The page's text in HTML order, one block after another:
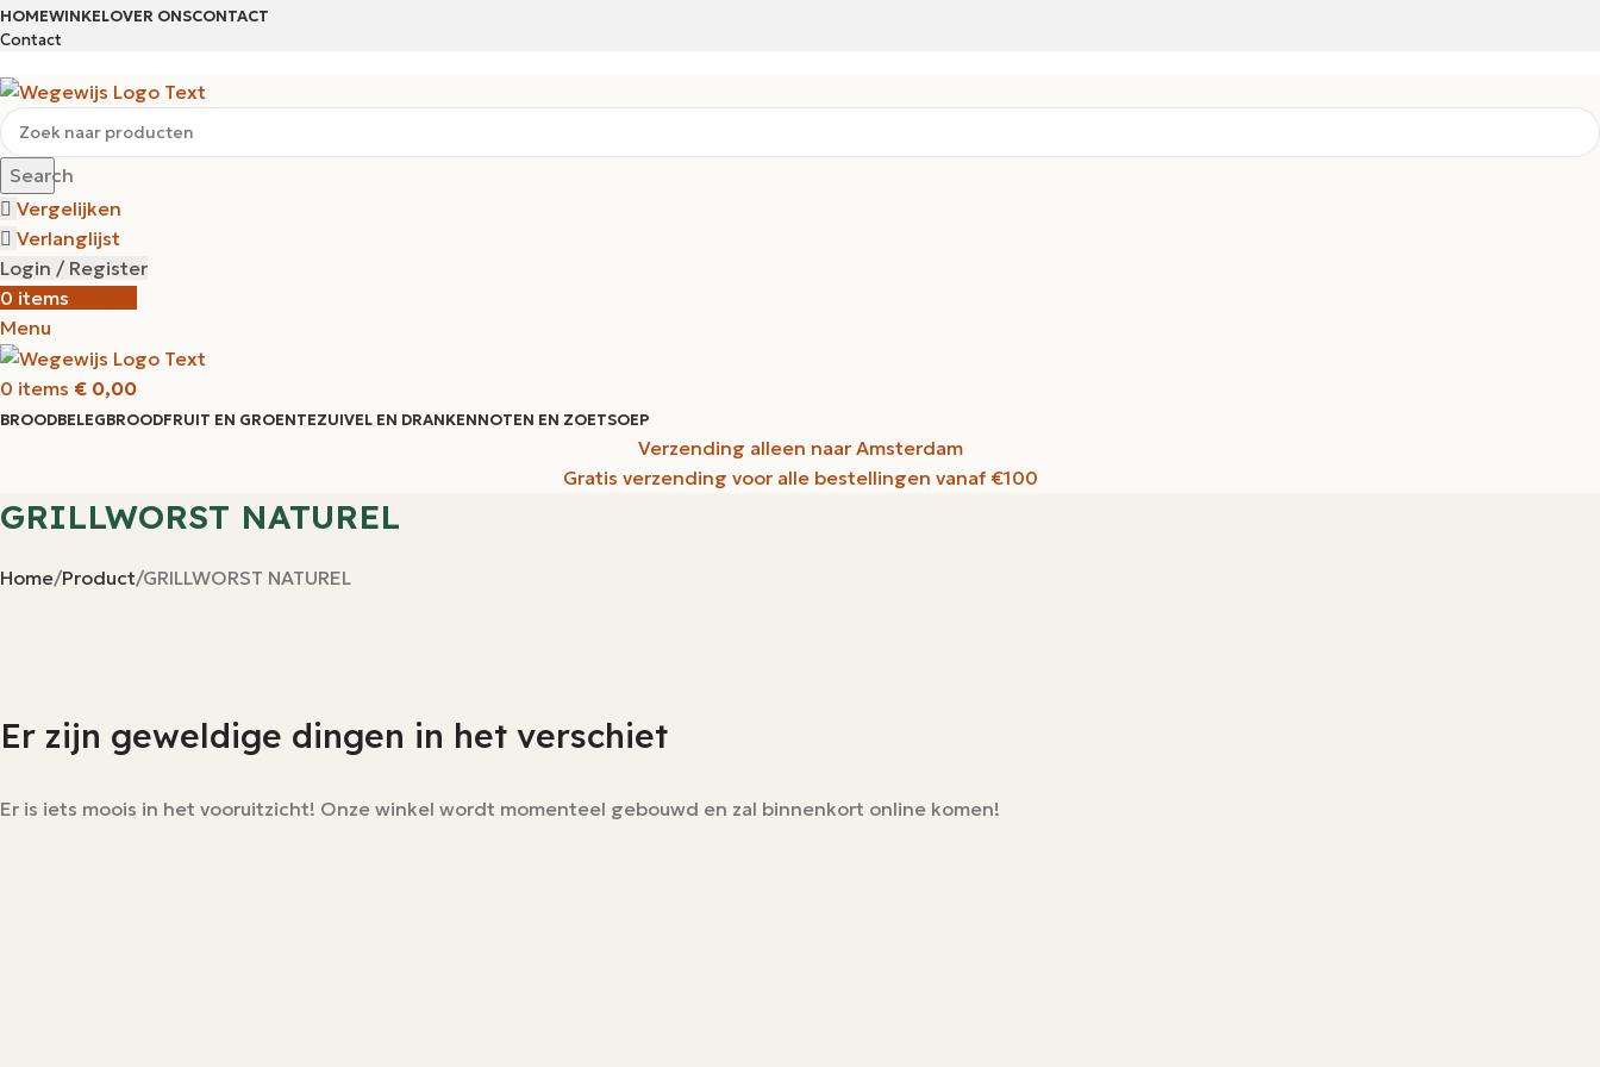
HOMEWINKELOVER ONSCONTACT
Contact
Search
Vergelijken
Verlanglijst
Login / Register
0 items
Menu
0 items € 0,00
BROODBELEGBROODFRUIT EN GROENTEZUIVEL EN DRANKENNOTEN EN ZOETSOEP
Verzending alleen naar Amsterdam
Gratis verzending voor alle bestellingen vanaf €100
GRILLWORST NATUREL
Home Product GRILLWORST NATUREL
Er zijn geweldige dingen in het verschiet
Er is iets moois in het vooruitzicht! Onze winkel wordt momenteel gebouwd en zal binnenkort online komen!